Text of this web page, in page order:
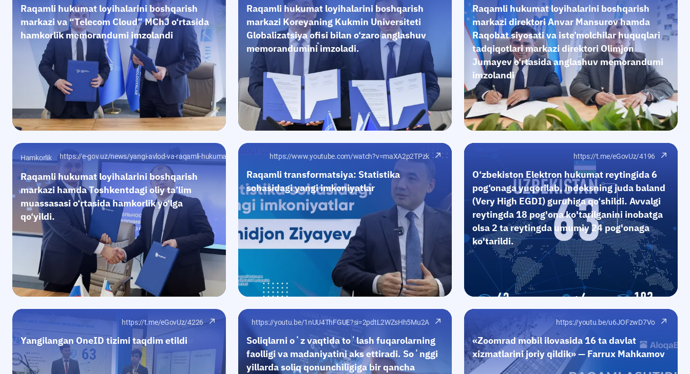
Raqamli hukumat loyihalarini boshqarish
markazi va “Telecom Cloud” MChJ o‘rtasida
hamkorlik memorandumi imzolandi
Raqamli hukumat loyihalarini boshqarish
markazi Koreyaning Kukmin Universiteti
Globalizatsiya ofisi bilan o‘zaro anglashuv
memorandumini imzoladi.
Raqamli hukumat loyihalarini boshqarish
markazi direktori Anvar Mansurov hamda
Raqobat siyosati va iste’molchilar huquqlari
tadqiqotlari markazi direktori Olimjon
Jumayev o‘rtasida anglashuv memorandumi
imzolandi
Hamkorlik https://e-gov.uz/news/yangi-avlod-va-raqamli-hukumat-hamkorlikka-asoslangan-yondashuv-1705
Raqamli hukumat loyihalarini boshqarish
markazi hamda Toshkentdagi oliy ta’lim
muassasasi o‘rtasida hamkorlik yo‘lga
qo‘yildi.
https://www.youtube.com/watch?v=maXA2p2TPzk
Raqamli transformatsiya: Statistika
sohasidagi yangi imkoniyatlar
https://t.me/eGovUz/4196
O‘zbekiston Elektron hukumat reytingida 6
pog‘onaga yuqorilab, indeksning juda baland
(Very High EGDI) guruhiga qo‘shildi. Avvalgi
reytingda 18 pog'ona ko'tarilganini inobatga
olsa 2 ta reytingda umumiy 24 pog'onaga
ko'tarildi.
https://t.me/eGovUz/4226
Yangilangan OneID tizimi taqdim etildi
https://youtu.be/1nUU4ThFGUE?si=2pdtL2WZsHh5Mu2A
Soliqlarni oʻz vaqtida toʻlash fuqarolarning
faolligi va madaniyatini aks ettiradi. Soʻnggi
yillarda soliq qonunchiligiga bir qancha
https://youtu.be/u6JOFzwD7Vo
«Zoomrad mobil ilovasida 16 ta davlat
xizmatlarini joriy qildik» — Farrux Mahkamov